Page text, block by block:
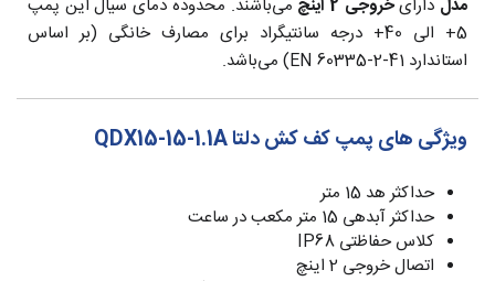
مدل دارایخروجی 2 اینچ
می‌باشند. محدوده دمای سیال این پمپ
5+ الی 40+ درجه سانتیگراد برای مصارف خانگی (بر اساس
استاندارد EN 60335-2-41) می‌باشد.
ویژگی های پمپ کف کش دلتا QDX15-15-1.1A
حداکثر هد 15 متر
حداکثر آبدهی 15 متر مکعب در ساعت
کلاس حفاظتی IP68
اتصال خروجی 2 اینچ